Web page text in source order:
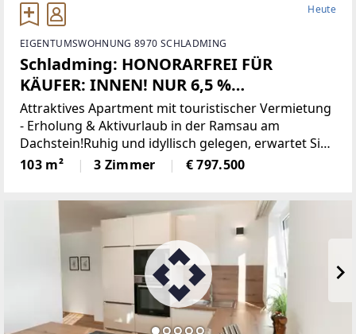
Heute
EIGENTUMSWOHNUNG 8970 SCHLADMING
Schladming: HONORARFREI FÜR
KÄUFER: INNEN! NUR 6,5 %
KAUFNEBENKOSTEN! Hochwertiges
Apartment in Top-Lage – Eigennutzung
& touristische Vermietung möglich!
Attraktives Apartment mit touristischer Vermietung
- Erholung & Aktivurlaub in der Ramsau am
Dachstein!Ruhig und idyllisch gelegen, erwartet Sie
dieses Apartment direkt an der Loipe in der
traumhaften Region Ramsau am Dachstein – ein
103 m² 3 Zimmer € 797.500